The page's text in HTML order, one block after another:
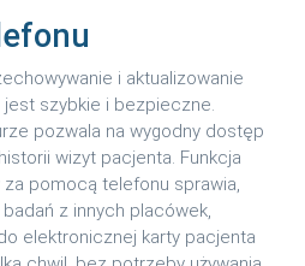
i aktualizowanie
szybkie i bezpieczne.
pozwala na wygodny dostęp
wizyt pacjenta. Funkcja
pomocą telefonu sprawia,
z innych placówek,
elektronicznej karty pacjenta